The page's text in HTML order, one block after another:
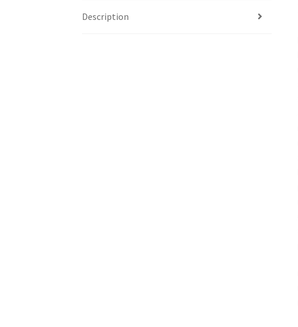
Description